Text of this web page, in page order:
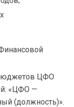
ЦФО
«ЦФО —
(должность)».